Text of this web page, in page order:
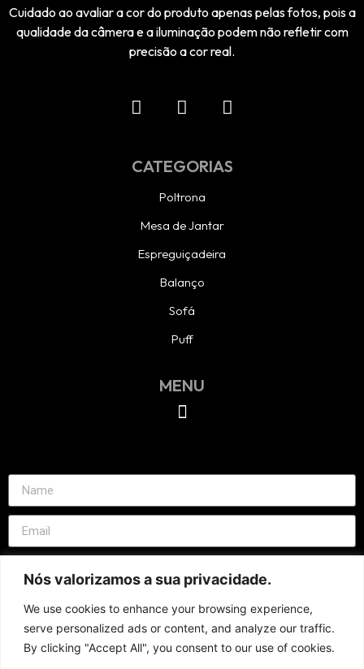
Nós valorizamos a sua privacidade.
We use cookies to enhance your browsing experience,
serve personalized ads or content, and analyze our traffic.
By clicking "Accept All", you consent to our use of cookies.
Cuidado ao avaliar a cor do produto apenas pelas fotos, pois a
qualidade da câmera e a iluminação podem não refletir com
precisão a cor real.
CATEGORIAS
Poltrona
Mesa de Jantar
Espreguiçadeira
Balanço
Sofá
Puff
MENU
Send